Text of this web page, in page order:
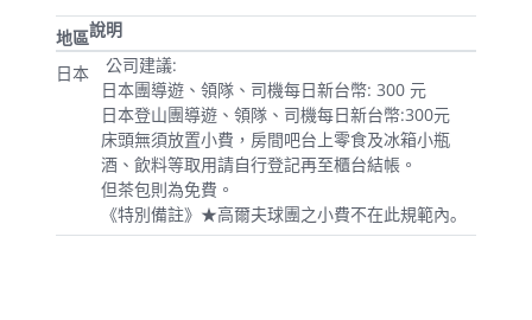
地區說明
日本
公司建議:
日本團導遊、領隊、司機每日新台幣: 300 元
日本登山團導遊、領隊、司機每日新台幣:300元
床頭無須放置小費，房間吧台上零食及冰箱小瓶
酒、飲料等取用請自行登記再至櫃台結帳。
但茶包則為免費。
《特別備註》★高爾夫球團之小費不在此規範內｡